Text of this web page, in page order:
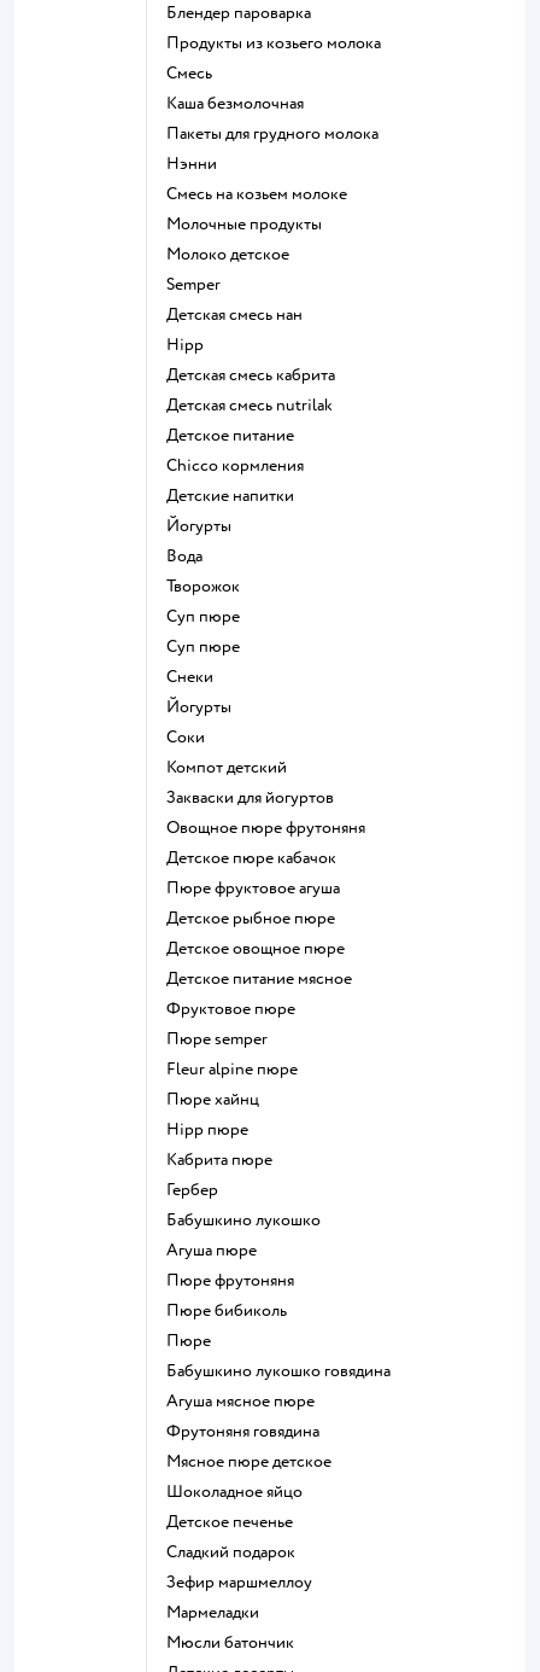
блендер пароварка
продукты из козьего молока
смесь
каша безмолочная
пакеты для грудного молока
нэнни
смесь на козьем молоке
молочные продукты
молоко детское
semper
детская смесь нан
hipp
детская смесь кабрита
детская смесь nutrilak
детское питание
chicco кормления
детские напитки
йогурты
Вода
творожок
суп пюре
суп пюре
Снеки
йогурты
Соки
компот детский
Закваски для йогуртов
овощное пюре фрутоняня
детское пюре кабачок
пюре фруктовое агуша
детское рыбное пюре
детское овощное пюре
детское питание мясное
фруктовое пюре
пюре semper
fleur alpine пюре
пюре хайнц
hipp пюре
кабрита пюре
гербер
бабушкино лукошко
агуша пюре
пюре фрутоняня
пюре бибиколь
пюре
бабушкино лукошко говядина
агуша мясное пюре
фрутоняня говядина
мясное пюре детское
шоколадное яйцо
детское печенье
сладкий подарок
зефир маршмеллоу
мармеладки
мюсли батончик